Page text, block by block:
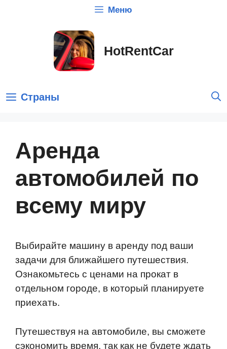
содержимому
Меню
HotRentCar
Страны
Аренда
автомобилей по
всему миру
Выбирайте машину в аренду под ваши
задачи для ближайшего путешествия.
Ознакомьтесь с ценами на прокат в
отдельном городе, в который планируете
приехать.
Путешествуя на автомобиле, вы сможете
сэкономить время, так как не будете ждать